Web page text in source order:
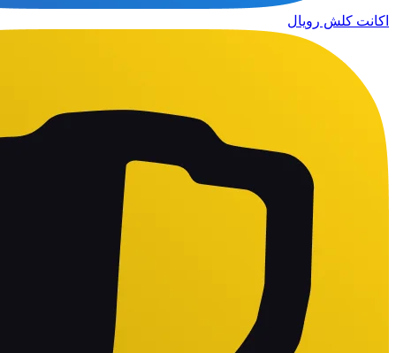
اکانت کلش رویال